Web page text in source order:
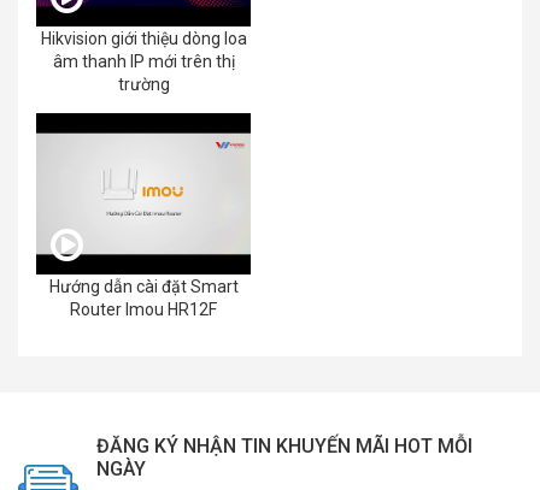
Hikvision giới thiệu dòng loa
âm thanh IP mới trên thị
trường
Hướng dẫn cài đặt Smart
Router Imou HR12F
ĐĂNG KÝ NHẬN TIN KHUYẾN MÃI HOT MỖI
NGÀY